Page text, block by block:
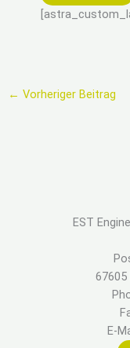
← Vorheriger Beitrag
EST
67605
E-